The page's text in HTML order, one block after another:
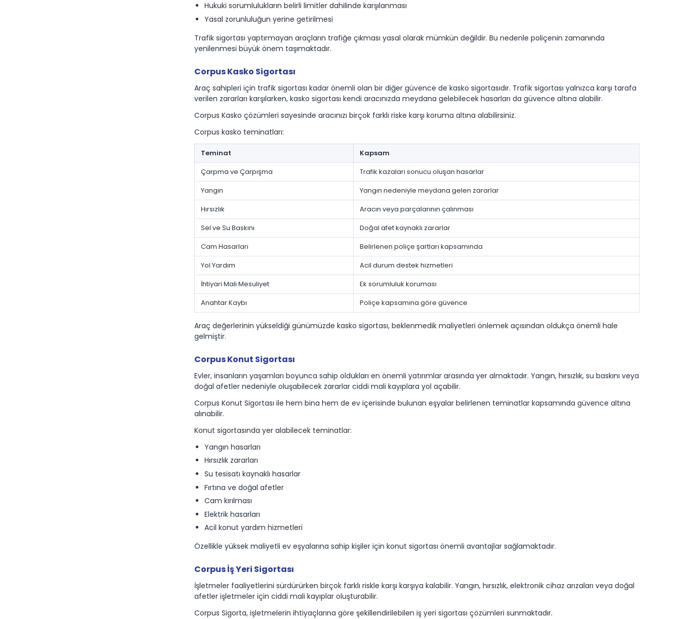
Hukuki sorumlulukların belirli limitler dahilinde karşılanması
Yasal zorunluluğun yerine getirilmesi
Trafik sigortası yaptırmayan araçların trafiğe çıkması yasal olarak mümkün değildir. Bu nedenle poliçenin zamanında
yenilenmesi büyük önem taşımaktadır.
Corpus Kasko Sigortası
Araç sahipleri için trafik sigortası kadar önemli olan bir diğer güvence de kasko sigortasıdır. Trafik sigortası yalnızca karşı tarafa
verilen zararları karşılarken, kasko sigortası kendi aracınızda meydana gelebilecek hasarları da güvence altına alabilir.
Corpus Kasko çözümleri sayesinde aracınızı birçok farklı riske karşı koruma altına alabilirsiniz.
Corpus kasko teminatları:
Teminat
Kapsam
Çarpma ve Çarpışma
Trafik kazaları sonucu oluşan hasarlar
Yangın
Yangın nedeniyle meydana gelen zararlar
Hırsızlık
Aracın veya parçalarının çalınması
Sel ve Su Baskını
Doğal afet kaynaklı zararlar
Cam Hasarları
Belirlenen poliçe şartları kapsamında
Yol Yardım
Acil durum destek hizmetleri
İhtiyari Mali Mesuliyet
Ek sorumluluk koruması
Anahtar Kaybı
Poliçe kapsamına göre güvence
Araç değerlerinin yükseldiği günümüzde kasko sigortası, beklenmedik maliyetleri önlemek açısından oldukça önemli hale
gelmiştir.
Corpus Konut Sigortası
Evler, insanların yaşamları boyunca sahip oldukları en önemli yatırımlar arasında yer almaktadır. Yangın, hırsızlık, su baskını veya
doğal afetler nedeniyle oluşabilecek zararlar ciddi mali kayıplara yol açabilir.
Corpus Konut Sigortası ile hem bina hem de ev içerisinde bulunan eşyalar belirlenen teminatlar kapsamında güvence altına
alınabilir.
Konut sigortasında yer alabilecek teminatlar:
Yangın hasarları
Hırsızlık zararları
Su tesisatı kaynaklı hasarlar
Fırtına ve doğal afetler
Cam kırılması
Elektrik hasarları
Acil konut yardım hizmetleri
Özellikle yüksek maliyetli ev eşyalarına sahip kişiler için konut sigortası önemli avantajlar sağlamaktadır.
Corpus İş Yeri Sigortası
İşletmeler faaliyetlerini sürdürürken birçok farklı riskle karşı karşıya kalabilir. Yangın, hırsızlık, elektronik cihaz arızaları veya doğal
afetler işletmeler için ciddi mali kayıplar oluşturabilir.
Corpus Sigorta, işletmelerin ihtiyaçlarına göre şekillendirilebilen iş yeri sigortası çözümleri sunmaktadır.